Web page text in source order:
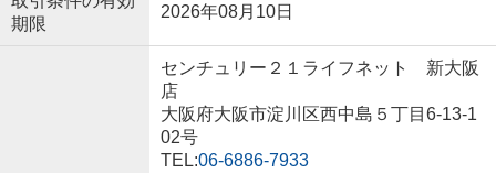
期限
2026年08月10日
センチュリー２１ライフネット 新大阪
店
大阪府大阪市淀川区西中島５丁目6-13-1
02号
TEL:06-6886-7933